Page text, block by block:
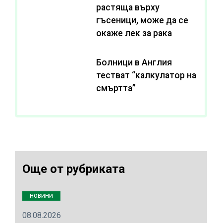
растяща върху
гъсеници, може да се
окаже лек за рака
Болници в Англия
тестват “калкулатор на
смъртта”
Още от рубриката
НОВИНИ
08.08.2026